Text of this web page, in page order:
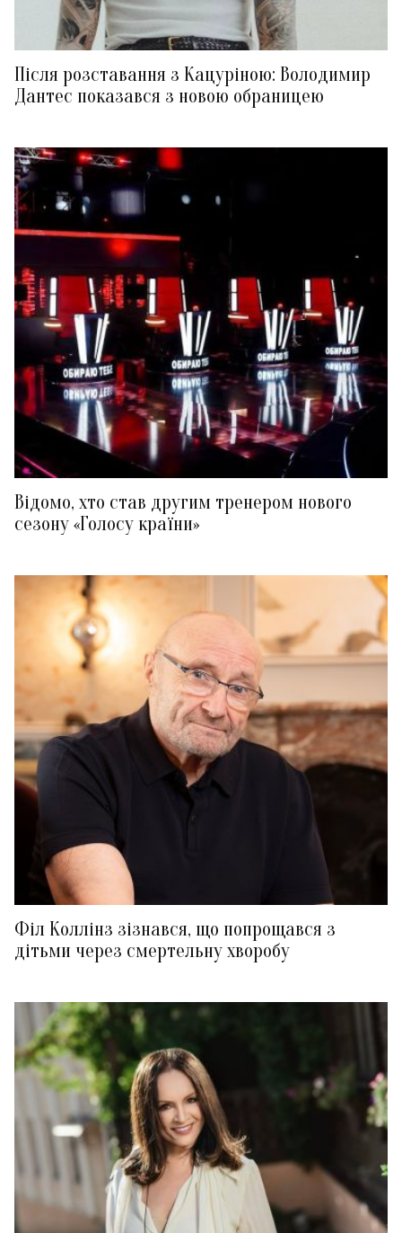
Після розставання з Кацуріною: Володимир
Дантес показався з новою обраницею
Відомо, хто став другим тренером нового
сезону «Голосу країни»
Філ Коллінз зізнався, що попрощався з
дітьми через смертельну хворобу